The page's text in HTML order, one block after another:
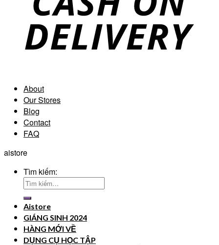
About
Our Stores
Blog
Contact
FAQ
aistore
Tìm kiếm:
Aistore
GIÁNG SINH 2024
HÀNG MỚI VỀ
DỤNG CỤ HỌC TẬP